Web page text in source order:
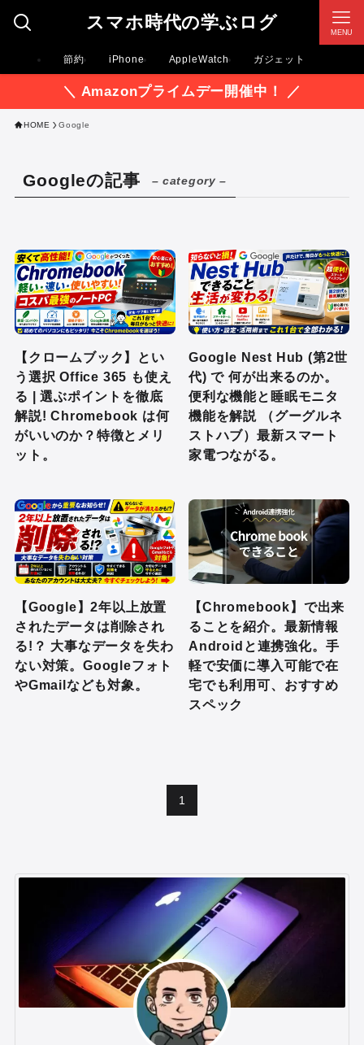
スマホ時代の学ぶログ MENU
節約 iPhone AppleWatch ガジェット
＼ Amazonプライムデー開催中！ ／
HOME Google
Googleの記事 – category –
【クロームブック】とい
う選択 Office 365 も使え
る | 選ぶポイントを徹底
解説! Chromebook は何
がいいのか？特徴とメリ
ット。
Google Nest Hub (第2世
代) で 何が出来るのか。
便利な機能と睡眠モニタ
機能を解説 （グーグルネ
ストハブ）最新スマート
家電つながる。
【Google】2年以上放置
されたデータは削除され
る!？ 大事なデータを失わ
ない対策。Googleフォト
やGmailなども対象。
【Chromebook】で出来
ることを紹介。最新情報
Androidと連携強化。手
軽で安価に導入可能で在
宅でも利用可、おすすめ
スペック
1